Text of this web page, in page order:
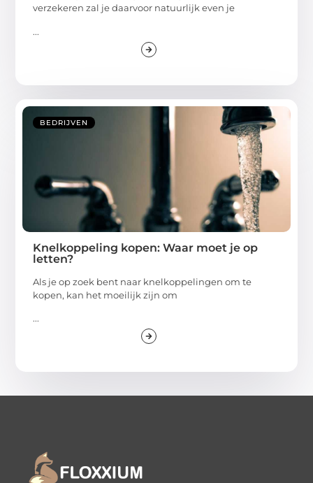
verzekeren zal je daarvoor natuurlijk even je
...
BEDRIJVEN
Knelkoppeling kopen: Waar moet je op
letten?
Als je op zoek bent naar knelkoppelingen om te
kopen, kan het moeilijk zijn om
...